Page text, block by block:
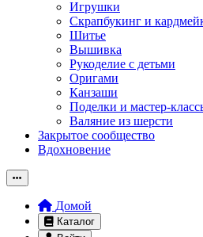
Игрушки
Скрапбукинг и
Шитье
Вышивка
Рукоделие с детьми
Оригами
Канзаши
Поделки и мастер-
Валяние из шерсти
Закрытое сообщество
Вдохновение
Домой
Каталог